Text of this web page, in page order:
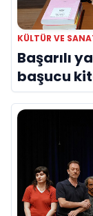
KÜLTÜR VE
Başarılı
başucu
yerini aldı